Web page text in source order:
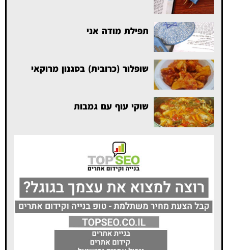
תפילת מודה אני
שופלור (כרובית) בסגנון מרוקאי
שוקי עוף עם גמבות